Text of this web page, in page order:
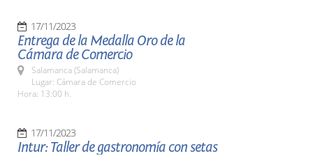
17/11/2023
Entrega de la Medalla Oro de la
Cámara de Comercio
Salamanca (Salamanca)
Lugar: Cámara de Comercio
Hora: 13:00 h.
17/11/2023
Intur: Taller de gastronomía con setas